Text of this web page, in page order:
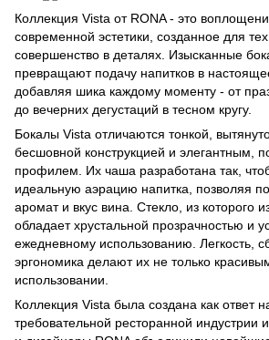
Коллекция Vista от RONA - это
современной эстетики, созданное для
совершенство в деталях. Изысканные
превращают подачу напитков в
добавляя шика каждому моменту - от
до вечерних дегустаций в тесном кругу.
Бокалы Vista отличаются тонкой,
бесшовной конструкцией и элегантным,
профилем. Их чаша разработана так,
идеальную аэрацию напитка, позволяя
аромат и вкус вина. Стекло, из которого
обладает хрустальной прозрачностью и
ежедневному использованию. Легкость,
эргономика делают их не только
использовании.
Коллекция Vista была создана как ответ
требовательной ресторанной